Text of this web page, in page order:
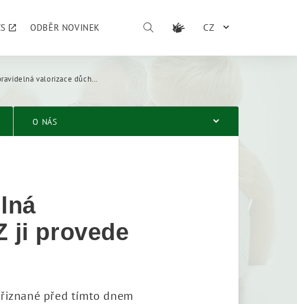
ODBĚR NOVINEK CZ
důchodů. ČSSZ ji provede automaticky
O NÁS
ji provede
před tímto dnem